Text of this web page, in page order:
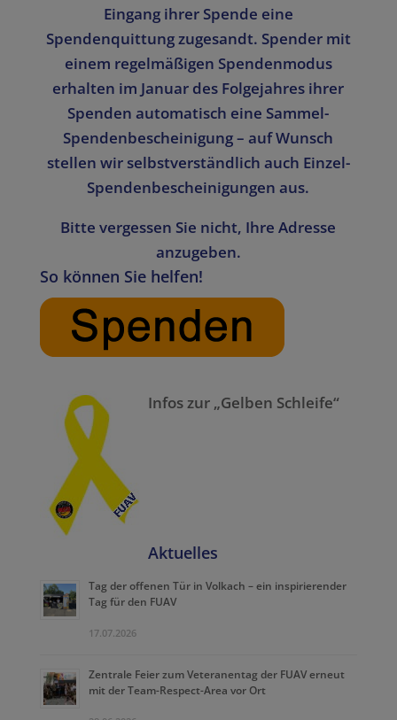
Eingang ihrer Spende eine
Spendenquittung zugesandt. Spender mit
einem regelmäßigen Spendenmodus
erhalten im Januar des Folgejahres ihrer
Spenden automatisch eine Sammel-
Spendenbescheinigung – auf Wunsch
stellen wir selbstverständlich auch Einzel-
Spendenbescheinigungen aus.
Bitte vergessen Sie nicht, Ihre Adresse
anzugeben.
So können Sie helfen!
Infos zur „Gelben Schleife“
Aktuelles
Tag der offenen Tür in Volkach – ein inspirierender
Tag für den FUAV
17.07.2026
Zentrale Feier zum Veteranentag der FUAV erneut
mit der Team-Respect-Area vor Ort